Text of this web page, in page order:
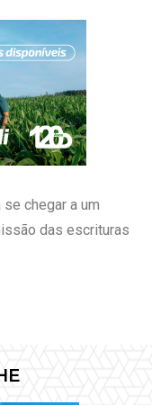
chegar a um
das escrituras